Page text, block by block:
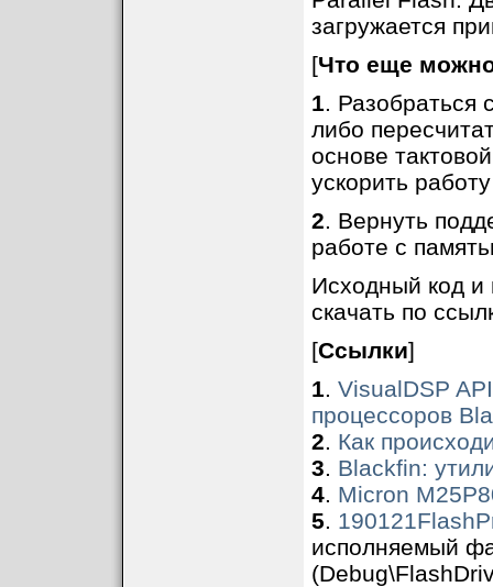
загружается
[Что еще
1. Разобраться
либо
основе
ускорить
2. Вернуть
работе с
Исходный код
скачать по
[Ссылки]
1. VisualDSP
процессоров
2. Как
3. Blackfin:
4. Micron
5.
исполняемый